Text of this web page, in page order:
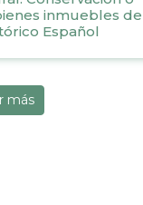
inmuebles
Español
más